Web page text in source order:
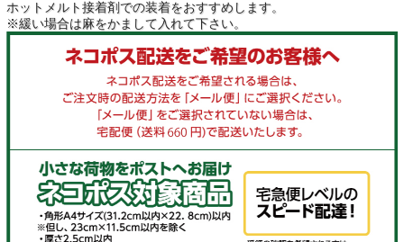
ホットメルト接着剤での装着をおすすめします。
※緩い場合は麻をかまして入れて下さい。